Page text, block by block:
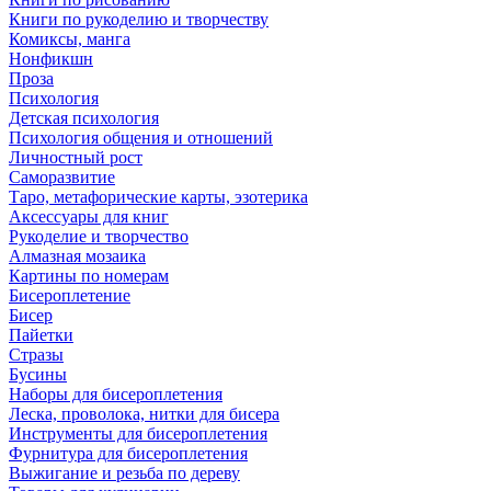
Книги по рукоделию и творчеству
Комиксы, манга
Нонфикшн
Проза
Психология
Детская психология
Психология общения и отношений
Личностный рост
Саморазвитие
Таро, метафорические карты, эзотерика
Аксессуары для книг
Рукоделие и творчество
Алмазная мозаика
Картины по номерам
Бисероплетение
Бисер
Пайетки
Стразы
Бусины
Наборы для бисероплетения
Леска, проволока, нитки для бисера
Инструменты для бисероплетения
Фурнитура для бисероплетения
Выжигание и резьба по дереву